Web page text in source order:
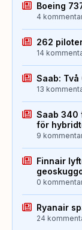
Boeing
4
262
14
Saab: Två
13
Saab 340
för
9
Finnair
0
Ryanair
24